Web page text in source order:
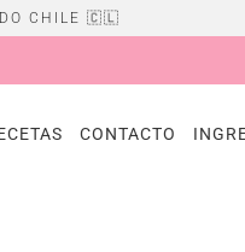
CHILE 🇨🇱
CONTACTO